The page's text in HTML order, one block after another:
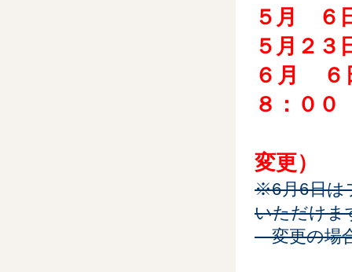
５月 ６
５月２
６月 ６
８：００
変更）
※6月6日は
いただけま
変更の場